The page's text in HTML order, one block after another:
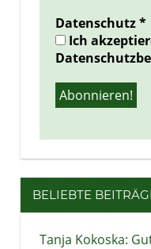
Datenschutz*
Ich
BELIEBTE
Tanja Kokoska: